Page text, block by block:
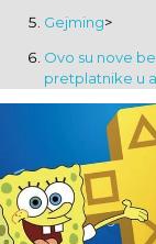
Gejming>
Ovo su nove
pretplatnike u